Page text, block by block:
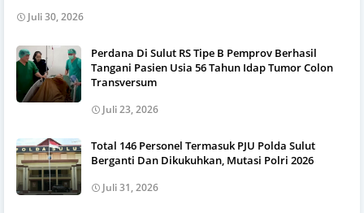
Juli 30, 2026
Perdana Di Sulut RS Tipe B Pemprov Berhasil
Tangani Pasien Usia 56 Tahun Idap Tumor Colon
Transversum
Juli 23, 2026
Total 146 Personel Termasuk PJU Polda Sulut
Berganti Dan Dikukuhkan, Mutasi Polri 2026
Juli 31, 2026